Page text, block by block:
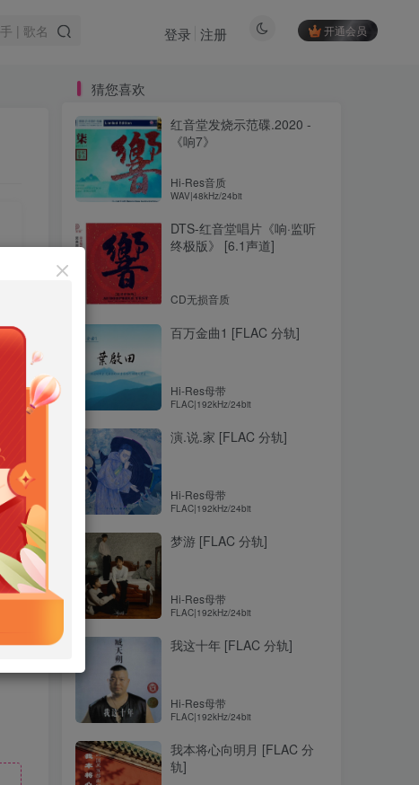
开通会员
登录 注册
猜您喜欢
红音堂发烧示范碟.2020 -
《响7》
Hi-Res音质
WAV|48kHz/24bit
DTS-红音堂唱片《响·监听
终极版》 [6.1声道]
CD无损音质
百万金曲1 [FLAC 分轨]
Hi-Res母带
FLAC|192kHz/24bit
演.说.家 [FLAC 分轨]
Hi-Res母带
FLAC|192kHz/24bit
梦游 [FLAC 分轨]
Hi-Res母带
FLAC|192kHz/24bit
我这十年 [FLAC 分轨]
Hi-Res母带
FLAC|192kHz/24bit
我本将心向明月 [FLAC 分
轨]